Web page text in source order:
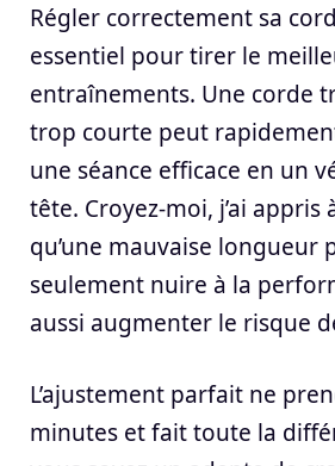
Régler correctement sa
essentiel pour tirer le
entraînements. Une corde
trop courte peut
une séance efficace en un
tête. Croyez-moi, j’ai appris
qu’une mauvaise longueur
seulement nuire à la
aussi augmenter le risque
L’ajustement parfait ne
minutes et fait toute la